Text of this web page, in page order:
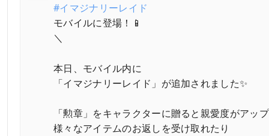
#イマジナリーレイド
モバイルに登場！📱
＼
本日、モバイル内に
「イマジナリーレイド」が追加されました✨️
「勲章」をキャラクターに贈ると親愛度がアッ
様々なアイテムのお返しを受け取れたり